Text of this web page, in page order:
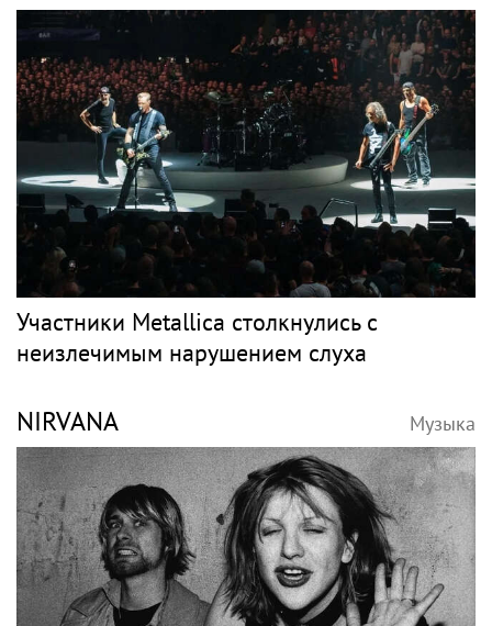
Участники Metallica столкнулись с
неизлечимым нарушением слуха
NIRVANA Музыка